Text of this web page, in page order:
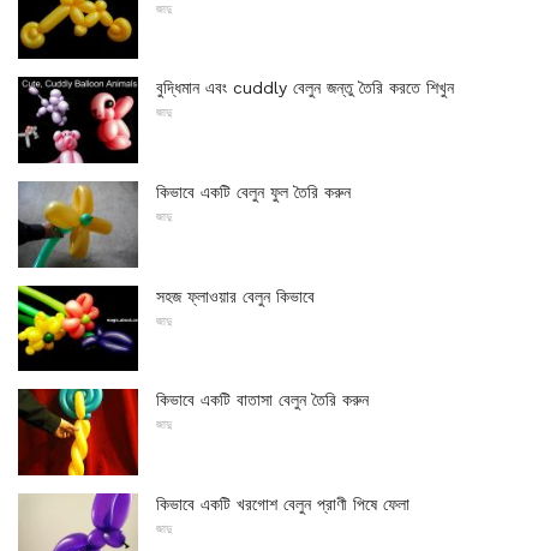
জাদু
বুদ্ধিমান এবং cuddly বেলুন জন্তু তৈরি করতে শিখুন
জাদু
কিভাবে একটি বেলুন ফুল তৈরি করুন
জাদু
সহজ ফ্লাওয়ার বেলুন কিভাবে
জাদু
কিভাবে একটি বাতাসা বেলুন তৈরি করুন
জাদু
কিভাবে একটি খরগোশ বেলুন প্রাণী পিষে ফেলা
জাদু